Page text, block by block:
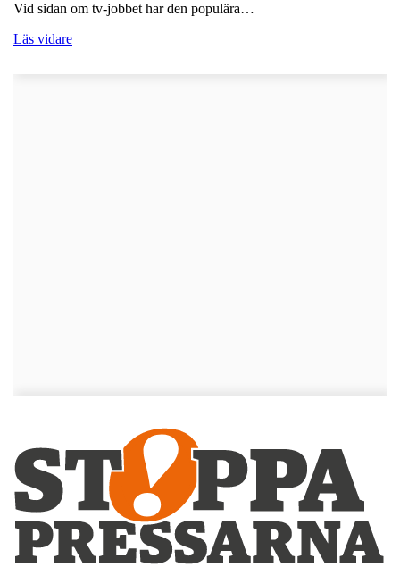
Vid sidan om tv-jobbet har den populära…
Läs vidare